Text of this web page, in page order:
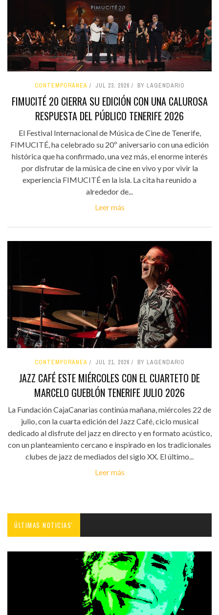
CONTEMPORÁNEA JUL 23, 2026 BY LAGENDARIO
FIMUCITÉ 20 CIERRA SU EDICIÓN CON UNA CALUROSA
RESPUESTA DEL PÚBLICO TENERIFE 2026
El Festival Internacional de Música de Cine de Tenerife,
FIMUCITÉ, ha celebrado su 20º aniversario con una edición
histórica que ha confirmado, una vez más, el enorme interés
por disfrutar de la música de cine en vivo y por vivir la
experiencia FIMUCITÉ en la isla. La cita ha reunido a
alrededor de...
Leer más
CONTEMPORÁNEA JUL 21, 2026 BY LAGENDARIO
JAZZ CAFÉ ESTE MIÉRCOLES CON EL CUARTETO DE
MARCELO GUEBLÓN TENERIFE JULIO 2026
La Fundación CajaCanarias continúa mañana, miércoles 22 de
julio, con la cuarta edición del Jazz Café, ciclo musical
dedicado al disfrute del jazz en directo y en formato acústico,
con un planteamiento cercano e inspirado en los tradicionales
clubes de jazz de mediados del siglo XX. El último...
Leer más
ÚLTIMAS NOTICIAS'